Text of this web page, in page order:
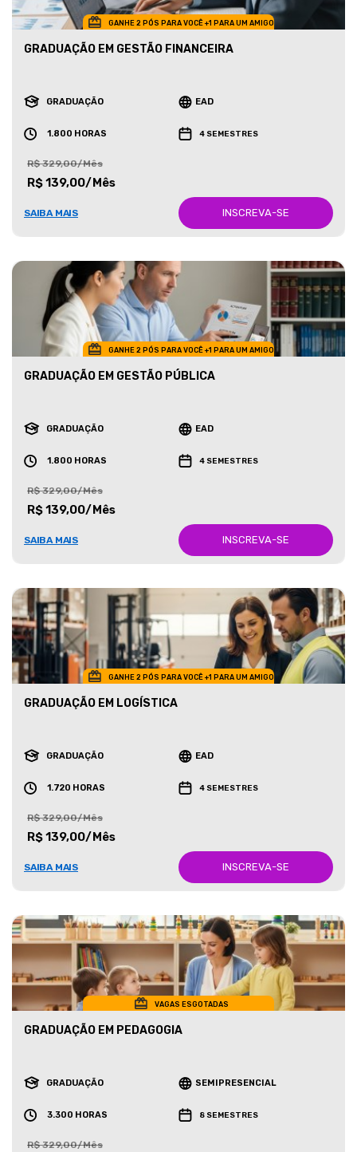
GANHE 2 PÓS PARA VOCÊ +1 PARA UM AMIGO
GRADUAÇÃO EM GESTÃO FINANCEIRA
GRADUAÇÃO EAD
1.800 HORAS 4 SEMESTRES
R$ 329,00/Mês
R$ 139,00/Mês
SAIBA MAIS INSCREVA-SE
GANHE 2 PÓS PARA VOCÊ +1 PARA UM AMIGO
GRADUAÇÃO EM GESTÃO PÚBLICA
GRADUAÇÃO EAD
1.800 HORAS 4 SEMESTRES
R$ 329,00/Mês
R$ 139,00/Mês
SAIBA MAIS INSCREVA-SE
GANHE 2 PÓS PARA VOCÊ +1 PARA UM AMIGO
GRADUAÇÃO EM LOGÍSTICA
GRADUAÇÃO EAD
1.720 HORAS 4 SEMESTRES
R$ 329,00/Mês
R$ 139,00/Mês
SAIBA MAIS INSCREVA-SE
VAGAS ESGOTADAS
GRADUAÇÃO EM PEDAGOGIA
GRADUAÇÃO SEMIPRESENCIAL
3.300 HORAS 8 SEMESTRES
R$ 329,00/Mês